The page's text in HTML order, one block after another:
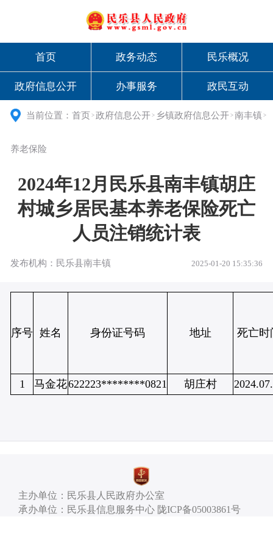
首页 政务动态 民乐概况
政府信息公开 办事服务 政民互动
当前位置：首页 > 政府信息公开 > 乡镇政府信息公开 > 南丰镇 >
养老保险
2024年12月民乐县南丰镇胡庄
村城乡居民基本养老保险死亡
人员注销统计表
发布机构：民乐县南丰镇 2025-01-20 15:35:36
序号 姓名 身份证号码 地址 死亡时
1 马金花622223********0821 胡庄村
主办单位：民乐县人民政府办公室
承办单位：民乐县信息服务中心 陇ICP备05003861号